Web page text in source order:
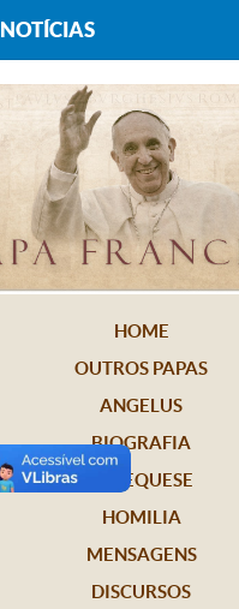
NOTÍCIAS
HOME
OUTROS PAPAS
ANGELUS
BIOGRAFIA
CATEQUESE
HOMILIA
MENSAGENS
DISCURSOS